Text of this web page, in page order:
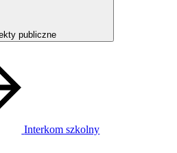
publiczne
Interkom szkolny